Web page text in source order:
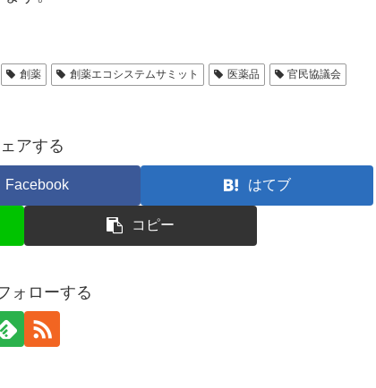
創薬 創薬エコシステムサミット 医薬品 官民協議会
アする
Facebook はてブ
コピー
ォローする